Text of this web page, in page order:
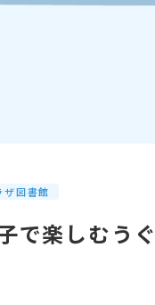
ザ図書館
で楽しむう